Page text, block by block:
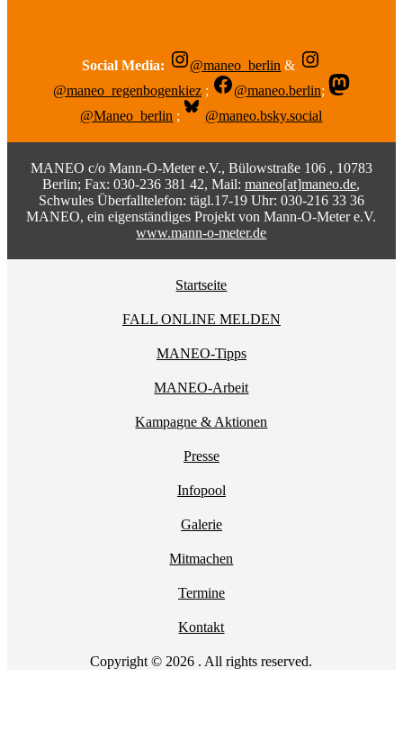
Social Media: @maneo_berlin &
@maneo_regenbogenkiez ; @maneo.berlin;
@Maneo_berlin ; @maneo.bsky.social
MANEO c/o Mann-O-Meter e.V., Bülowstraße 106 , 10783
Berlin; Fax: 030-236 381 42, Mail:maneo[at]maneo.de,
Schwules Überfalltelefon: tägl.17-19 Uhr: 030-216 33 36
MANEO, ein eigenständiges Projekt von Mann-O-Meter e.V.
www.mann-o-meter.de
Startseite
FALL ONLINE MELDEN
MANEO-Tipps
MANEO-Arbeit
Kampagne & Aktionen
Presse
Infopool
Galerie
Mitmachen
Termine
Kontakt
Copyright © 2026 . All rights reserved.